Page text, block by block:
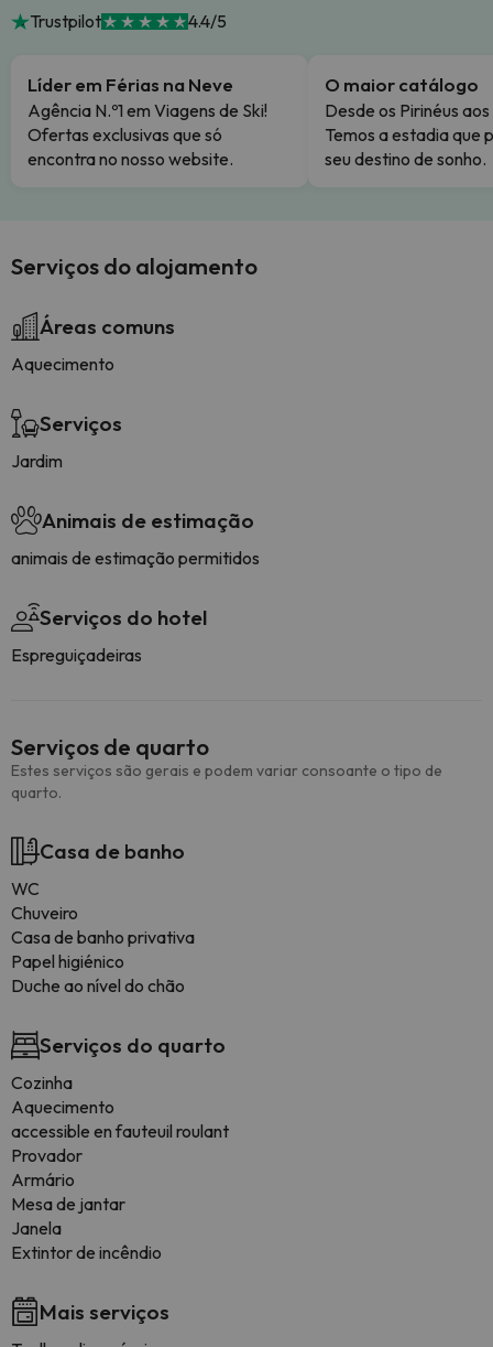
Trustpilot 4.4/5
Líder em Férias na Neve
Agência N.º1 em Viagens de Ski!
Ofertas exclusivas que só
encontra no nosso website.
O maior catálogo
Desde os Pirinéus
Temos a estadia que
seu destino de sonho.
Serviços do alojamento
Áreas comuns
Aquecimento
Serviços
Jardim
Animais de estimação
animais de estimação permitidos
Serviços do hotel
Espreguiçadeiras
Serviços de quarto
Estes serviços são gerais e podem variar consoante o tipo de
quarto.
Casa de banho
WC
Chuveiro
Casa de banho privativa
Papel higiénico
Duche ao nível do chão
Serviços do quarto
Cozinha
Aquecimento
accessible en fauteuil roulant
Provador
Armário
Mesa de jantar
Janela
Extintor de incêndio
Mais serviços